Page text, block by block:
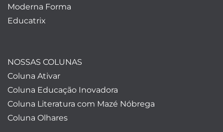
Moderna Forma
Educatrix
NOSSAS COLUNAS
Coluna Ativar
Coluna Educação Inovadora
Coluna Literatura com Mazé Nóbrega
Coluna Olhares